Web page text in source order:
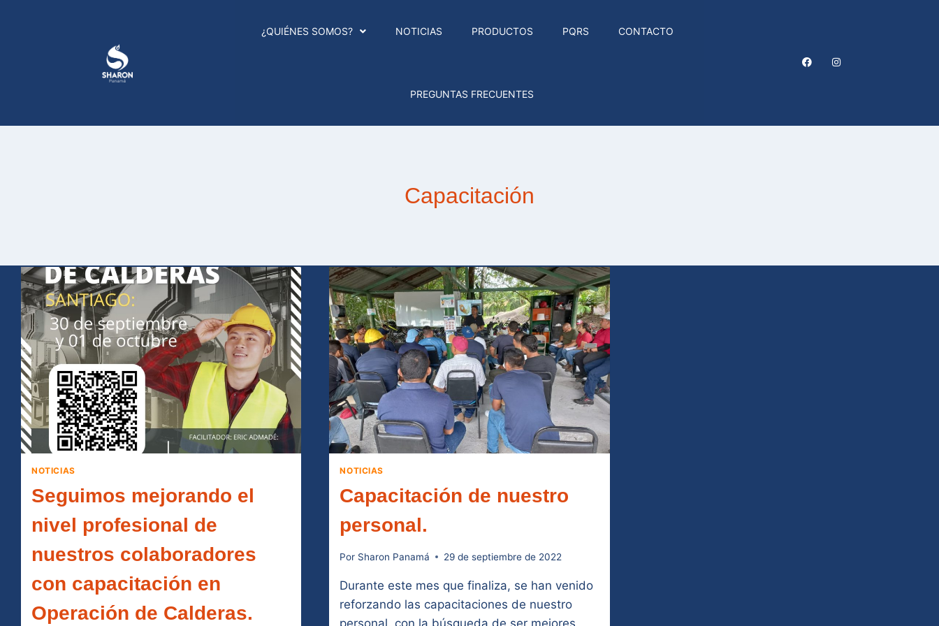
¿QUIÉNES SOMOS? NOTICIAS PRODUCTOS PQRS CONTACTO
PREGUNTAS FRECUENTES
Capacitación
NOTICIAS
Seguimos mejorando el
nivel profesional de
nuestros colaboradores
con capacitación en
Operación de Calderas.
NOTICIAS
Capacitación de nuestro
personal.
Por Sharon Panamá 29 de septiembre de 2022
Durante este mes que finaliza, se han venido
reforzando las capacitaciones de nuestro
personal, con la búsqueda de ser mejores